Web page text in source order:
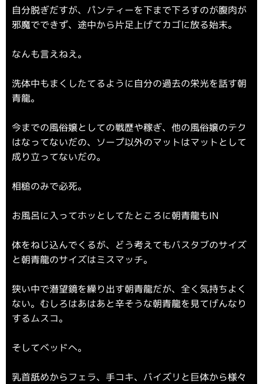
自分脱ぎだすが、パンティーを下まで下ろすのが腹肉が
邪魔でできず、途中から片足上げてカゴに放る始末。
なんも言えねえ。
洗体中もまくしたてるように自分の過去の栄光を話す朝
青龍。
今までの風俗嬢としての戦歴や稼ぎ、他の風俗嬢のテク
はなってないだの、ソープ以外のマットはマットとして
成り立ってないだの。
相槌のみで必死。
お風呂に入ってホッとしてたところに朝青龍もIN
体をねじ込んでくるが、どう考えてもバスタブのサイズ
と朝青龍のサイズはミスマッチ。
狭い中で潜望鏡を繰り出す朝青龍だが、全く気持ちよく
ない。むしろはあはあと辛そうな朝青龍を見てげんなり
するムスコ。
そしてベッドへ。
乳首舐めからフェラ、手コキ、バイズリと巨体から様々